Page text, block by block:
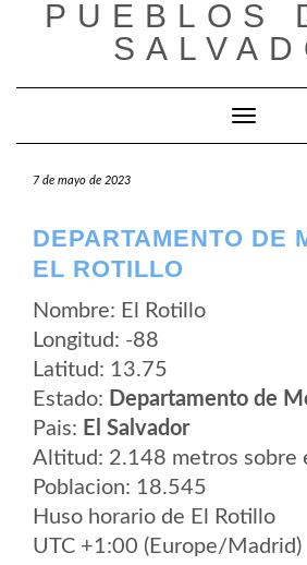
PUEBLOS
Cambiar
7 de mayo de 2023
DEPARTAMENTO DE
EL ROTILLO
Nombre: El Rotillo
Longitud: -88
Latitud: 13.75
Estado: Departamento de
Pais: El Salvador
Altitud: 2.148 metros sobre
Poblacion: 18.545
Huso horario de El Rotillo
UTC +1:00 (Europe/Madrid)